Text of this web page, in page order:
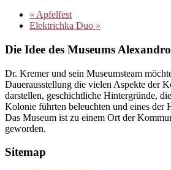
« Apfelfest
Elektrichka Duo »
Die Idee des Museums
Dr. Kremer und sein Museumsteam
Dauerausstellung die vielen Aspekte der
darstellen, geschichtliche Hintergründe,
Kolonie führten beleuchten und eines der
Das Museum ist zu einem Ort der
geworden.
Sitemap